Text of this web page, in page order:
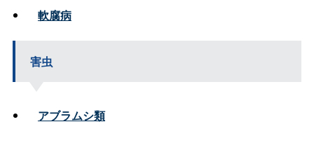
軟腐病
害虫
アブラムシ類